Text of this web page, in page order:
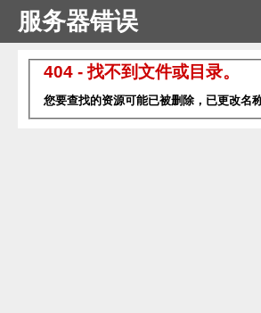
服务器错误
404 - 找不到文件或目录。
您要查找的资源可能已被删除，已更改名